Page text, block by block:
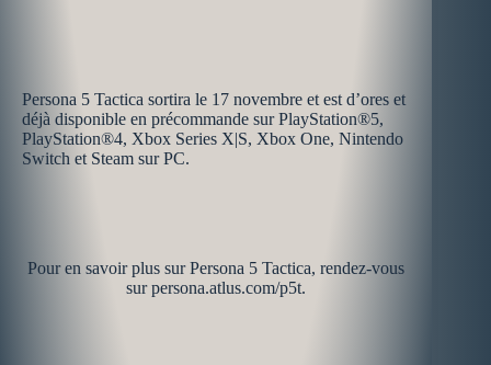
Persona 5 Tactica sortira le 17 novembre et est d’ores et
déjà disponible en précommande sur PlayStation®5,
PlayStation®4, Xbox Series X|S, Xbox One, Nintendo
Switch et Steam sur PC.
Pour en savoir plus sur Persona 5 Tactica, rendez-vous
sur persona.atlus.com/p5t.